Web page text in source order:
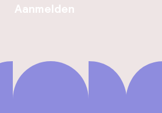
Aanmelden